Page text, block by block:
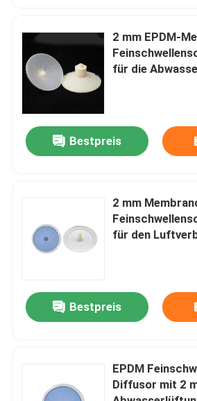
Produkte
Videos
Über uns
Qualitätskontrolle
Nachrichten
Fordern Sie ein Zitat
2 mm EPDM-
für die
Bestpreis
2 mm
für den
Bestpreis
EPDM
Diffusor mit 2